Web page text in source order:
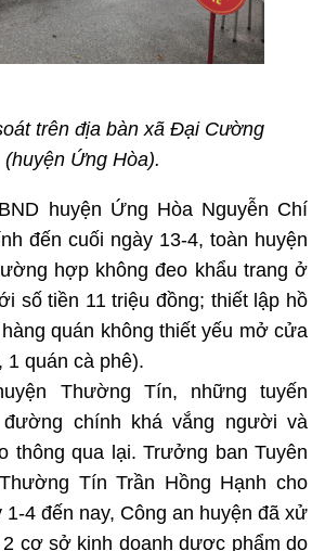
trên địa bàn xã Đại Cường
(huyện Ứng Hòa).
huyện Ứng Hòa Nguyễn Chí
đến cuối ngày 13-4, toàn huyện
hợp không đeo khẩu trang ở
số tiền 11 triệu đồng; thiết lập hồ
quán không thiết yếu mở cửa
1 quán cà phê).
Thường Tín, những tuyến
chính khá vắng người và
thông qua lại. Trưởng ban Tuyên
Tín Trần Hồng Hạnh cho
1-4 đến nay, Công an huyện đã xử
cơ sở kinh doanh dược phẩm do